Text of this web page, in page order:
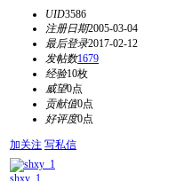
UID3586
注册日期2005-03-04
最后登录2017-02-12
发帖数1679
经验10枚
威望0点
贡献值0点
好评度0点
加关注 写私信
shxy_1